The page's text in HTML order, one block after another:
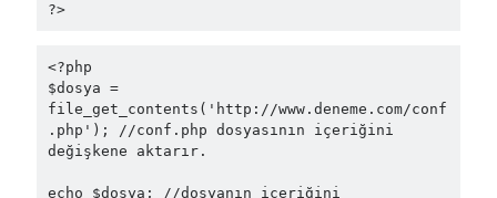
?>
<?php
$dosya =
file_get_contents('http://www.deneme.com/conf
.php'); //conf.php dosyasının içeriğini
değişkene aktarır.
echo $dosya; //dosyanın içeriğini